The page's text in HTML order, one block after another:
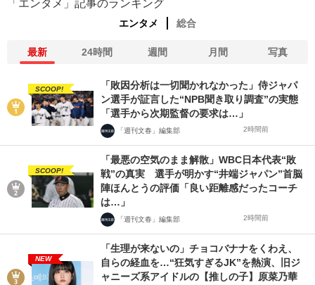
「エンタメ」記事のランキング
エンタメ 総合
最新 24時間 週間 月間 写真
SCOOP!
「敗因分析は一切聞かれなかった」侍ジャパ
ン選手が証言した“NPB聞き取り調査”の実態
「選手から次期監督の要求は…」
「週刊文春」編集部 2時間前
SCOOP!
「最悪の空気のまま解散」WBC日本代表“敗
戦”の真実 選手が明かす“井端ジャパン”首脳
陣ほんとうの評価「良い距離感だったコーチ
は…」
「週刊文春」編集部 2時間前
NEW
「生理が来ないの」チョコバナナをくわえ、
自らの経血を…“狂気すぎるJK”を熱演、旧ジ
ャニーズ系アイドルの【推しの子】原菜乃華